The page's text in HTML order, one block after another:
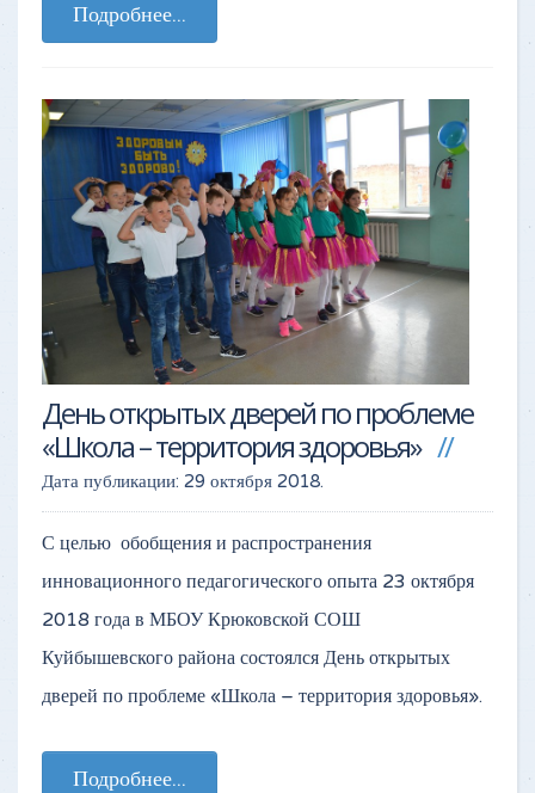
Подробнее...
День открытых дверей по проблеме
«Школа – территория здоровья»
Дата публикации: 29 октября 2018.
С целью обобщения и распространения
инновационного педагогического опыта 23 октября
2018 года в МБОУ Крюковской СОШ
Куйбышевского района состоялся День открытых
дверей по проблеме «Школа – территория здоровья».
Подробнее...